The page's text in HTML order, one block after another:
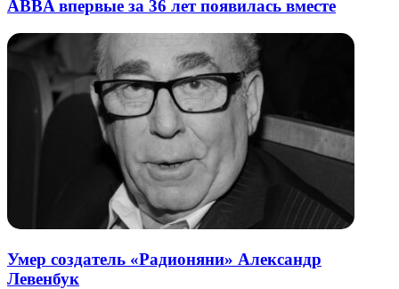
ABBA впервые за 36 лет появилась вместе
Умер создатель «Радионяни» Александр
Левенбук